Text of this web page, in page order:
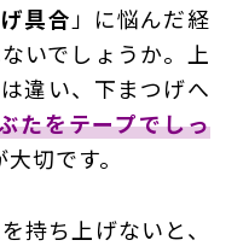
具合 」に悩んだ経
いでしょうか。上
違い、下まつげへ
たをテープでしっ
切です。
持ち上げないと、